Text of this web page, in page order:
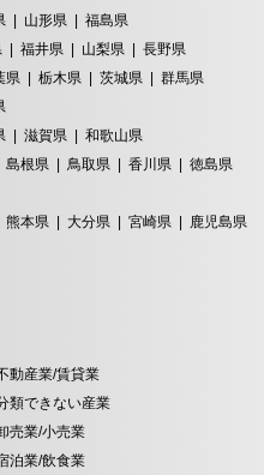
山形県
福島県
福井県 山梨県
長野県
県 栃木県 茨城県
群馬県
滋賀県
和歌山県
島根県 鳥取県 香川県
徳島県
熊本県 大分県 宮崎県
鹿児島県
動産業/賃貸業
類できない産業
売業/小売業
泊業/飲食業